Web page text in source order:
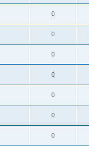
0
0
0
0
0
0
0